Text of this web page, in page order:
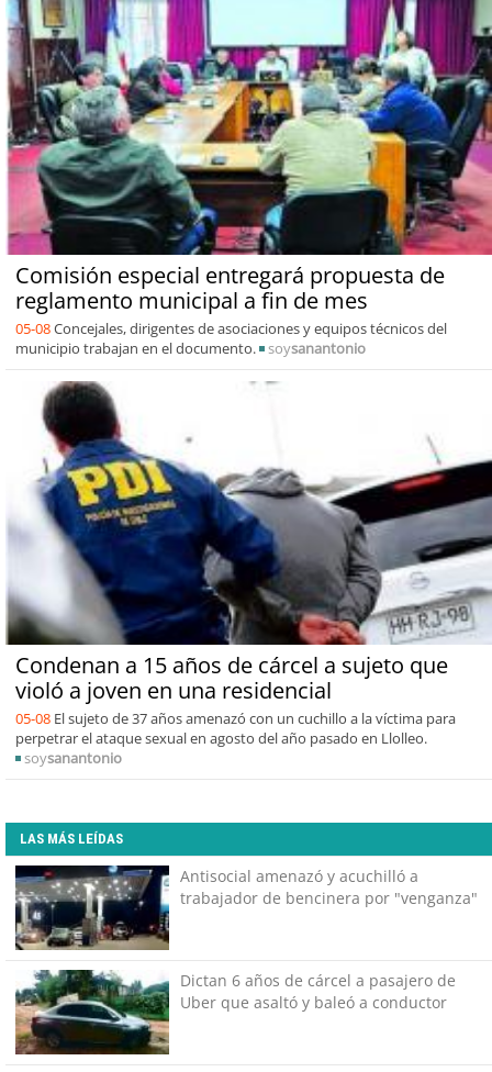
Comisión especial entregará propuesta de
reglamento municipal a fin de mes
05-08Concejales, dirigentes de asociaciones y equipos técnicos del
municipio trabajan en el documento.
soysanantonio
Condenan a 15 años de cárcel a sujeto que
violó a joven en una residencial
05-08 El sujeto de 37 años amenazó con un cuchillo a la víctima para
perpetrar el ataque sexual en agosto del año pasado en Llolleo.
soysanantonio
LAS MÁS LEÍDAS
Antisocial amenazó y acuchilló a
trabajador de bencinera por "venganza"
Dictan 6 años de cárcel a pasajero de
Uber que asaltó y baleó a conductor